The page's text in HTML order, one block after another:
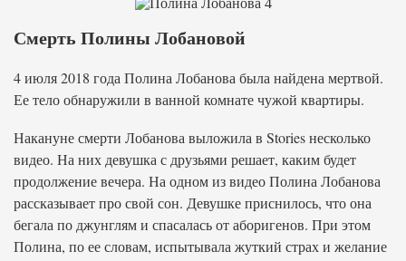
Смерть Полины Лобановой
4 июля 2018 года Полина Лобанова была найдена мертвой.
Ее тело обнаружили в ванной комнате чужой квартиры.
Накануне смерти Лобанова выложила в Stories несколько
видео. На них девушка с друзьями решает, каким будет
продолжение вечера. На одном из видео Полина Лобанова
рассказывает про свой сон. Девушке приснилось, что она
бегала по джунглям и спасалась от аборигенов. При этом
Полина, по ее словам, испытывала жуткий страх и желание